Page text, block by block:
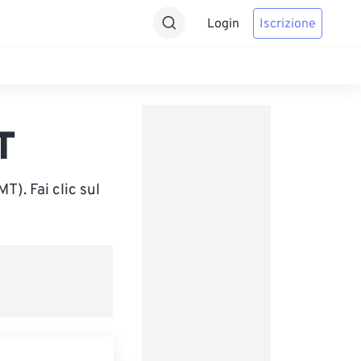
Login Iscrizione
Fai clic sul